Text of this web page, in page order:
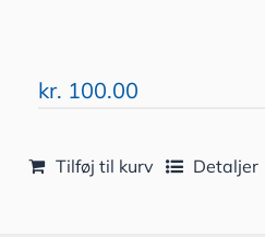
kr. 100.00
Tilføj til kurv Detaljer